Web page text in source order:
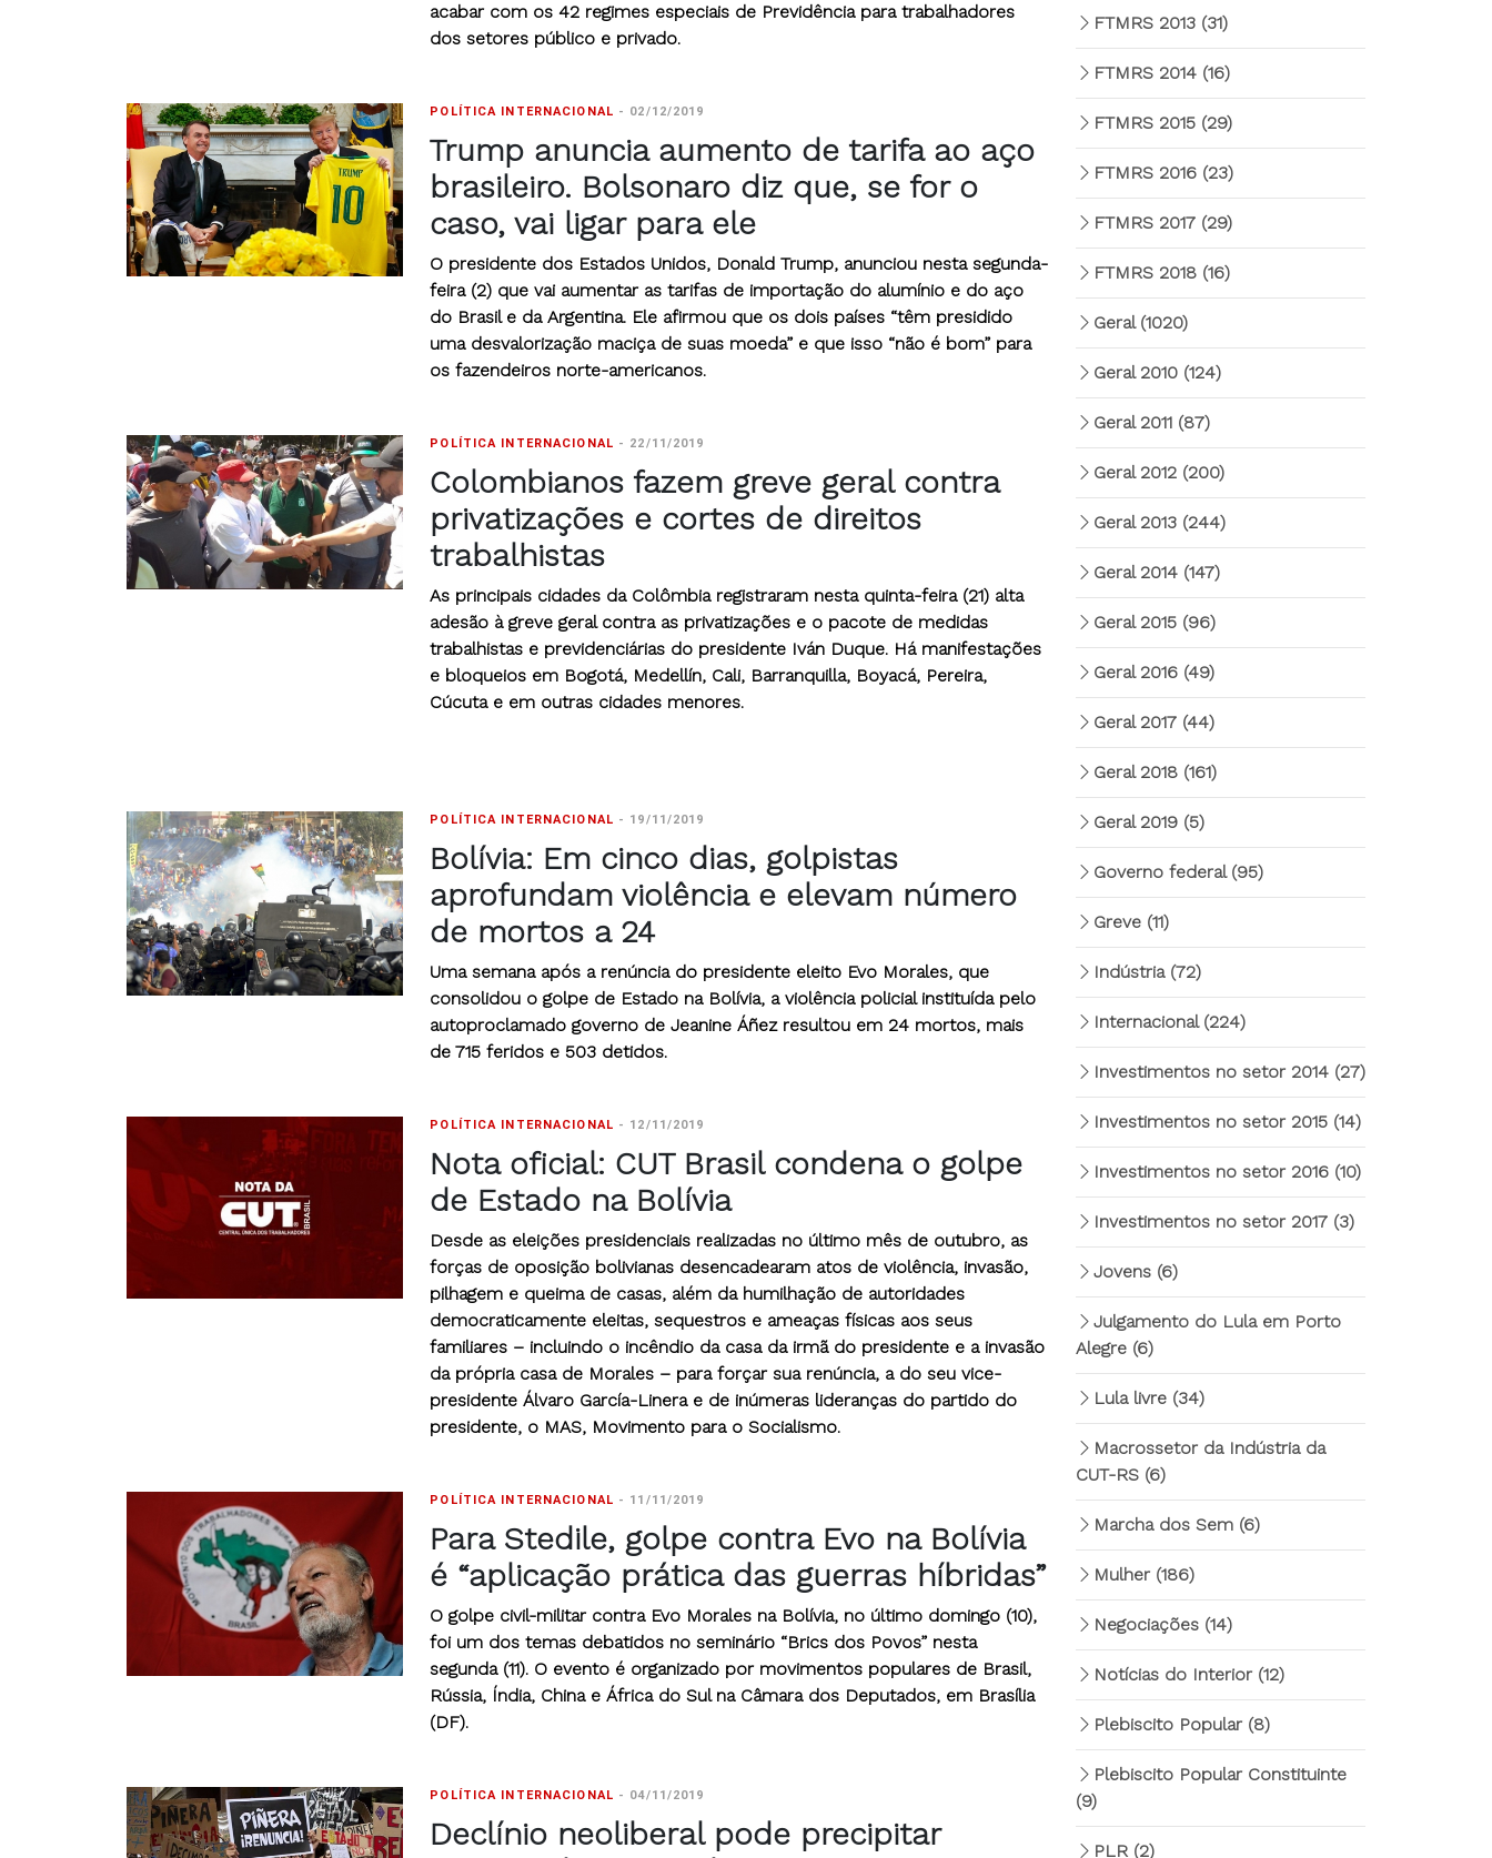
acabar com os 42 regimes especiais de Previdência para trabalhadores
dos setores público e privado.
POLÍTICA INTERNACIONAL - 02/12/2019
Trump anuncia aumento de tarifa ao aço
brasileiro. Bolsonaro diz que, se for o
caso, vai ligar para ele
O presidente dos Estados Unidos, Donald Trump, anunciou nesta segunda-
feira (2) que vai aumentar as tarifas de importação do alumínio e do aço
do Brasil e da Argentina. Ele afirmou que os dois países “têm presidido
uma desvalorização maciça de suas moeda” e que isso “não é bom” para
os fazendeiros norte-americanos.
POLÍTICA INTERNACIONAL - 22/11/2019
Colombianos fazem greve geral contra
privatizações e cortes de direitos
trabalhistas
As principais cidades da Colômbia registraram nesta quinta-feira (21) alta
adesão à greve geral contra as privatizações e o pacote de medidas
trabalhistas e previdenciárias do presidente Iván Duque. Há manifestações
e bloqueios em Bogotá, Medellín, Cali, Barranquilla, Boyacá, Pereira,
Cúcuta e em outras cidades menores.
POLÍTICA INTERNACIONAL - 19/11/2019
Bolívia: Em cinco dias, golpistas
aprofundam violência e elevam número
de mortos a 24
Uma semana após a renúncia do presidente eleito Evo Morales, que
consolidou o golpe de Estado na Bolívia, a violência policial instituída pelo
autoproclamado governo de Jeanine Áñez resultou em 24 mortos, mais
de 715 feridos e 503 detidos.
POLÍTICA INTERNACIONAL - 12/11/2019
Nota oficial: CUT Brasil condena o golpe
de Estado na Bolívia
Desde as eleições presidenciais realizadas no último mês de outubro, as
forças de oposição bolivianas desencadearam atos de violência, invasão,
pilhagem e queima de casas, além da humilhação de autoridades
democraticamente eleitas, sequestros e ameaças físicas aos seus
familiares – incluindo o incêndio da casa da irmã do presidente e a invasão
da própria casa de Morales – para forçar sua renúncia, a do seu vice-
presidente Álvaro García-Linera e de inúmeras lideranças do partido do
presidente, o MAS, Movimento para o Socialismo.
POLÍTICA INTERNACIONAL - 11/11/2019
Para Stedile, golpe contra Evo na Bolívia
é “aplicação prática das guerras híbridas”
O golpe civil-militar contra Evo Morales na Bolívia, no último domingo (10),
foi um dos temas debatidos no seminário “Brics dos Povos” nesta
segunda (11). O evento é organizado por movimentos populares de Brasil,
Rússia, Índia, China e África do Sul na Câmara dos Deputados, em Brasília
(DF).
POLÍTICA INTERNACIONAL - 04/11/2019
Declínio neoliberal pode precipitar
FTMRS 2013 (31)
FTMRS 2014 (16)
FTMRS 2015 (29)
FTMRS 2016 (23)
FTMRS 2017 (29)
FTMRS 2018 (16)
Geral (1020)
Geral 2010 (124)
Geral 2011 (87)
Geral 2012 (200)
Geral 2013 (244)
Geral 2014 (147)
Geral 2015 (96)
Geral 2016 (49)
Geral 2017 (44)
Geral 2018 (161)
Geral 2019 (5)
Governo federal (95)
Greve (11)
Indústria (72)
Internacional (224)
Investimentos no setor 2014 (27)
Investimentos no setor 2015 (14)
Investimentos no setor 2016 (10)
Investimentos no setor 2017 (3)
Jovens (6)
Julgamento do Lula em Porto
Alegre (6)
Lula livre (34)
Macrossetor da Indústria da
CUT-RS (6)
Marcha dos Sem (6)
Mulher (186)
Negociações (14)
Notícias do Interior (12)
Plebiscito Popular (8)
Plebiscito Popular Constituinte
(9)
PLR (2)